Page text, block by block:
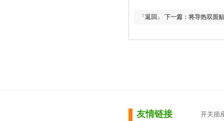
『返回 』 下一篇：将导热双面
友情链接
开关插